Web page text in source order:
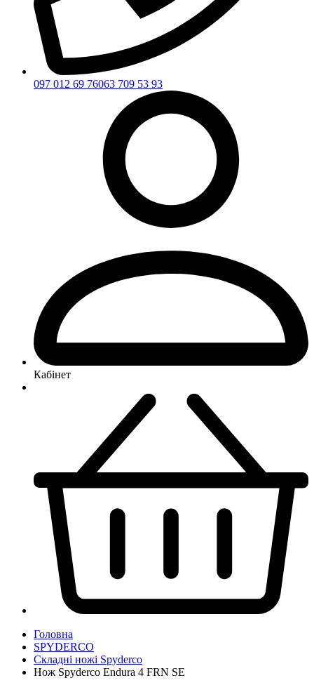
097 012 69 76063 709 53 93
Кабінет
Головна
SPYDERCO
Складні ножі Spyderco
Нож Spyderco Endura 4 FRN SE